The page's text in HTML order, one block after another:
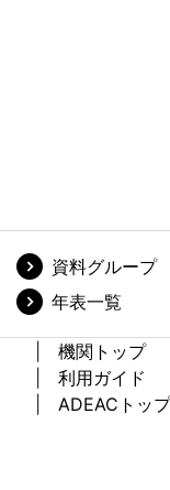
資料グループ
年表一覧
機関トップ
利用ガイド
ADEACトップ